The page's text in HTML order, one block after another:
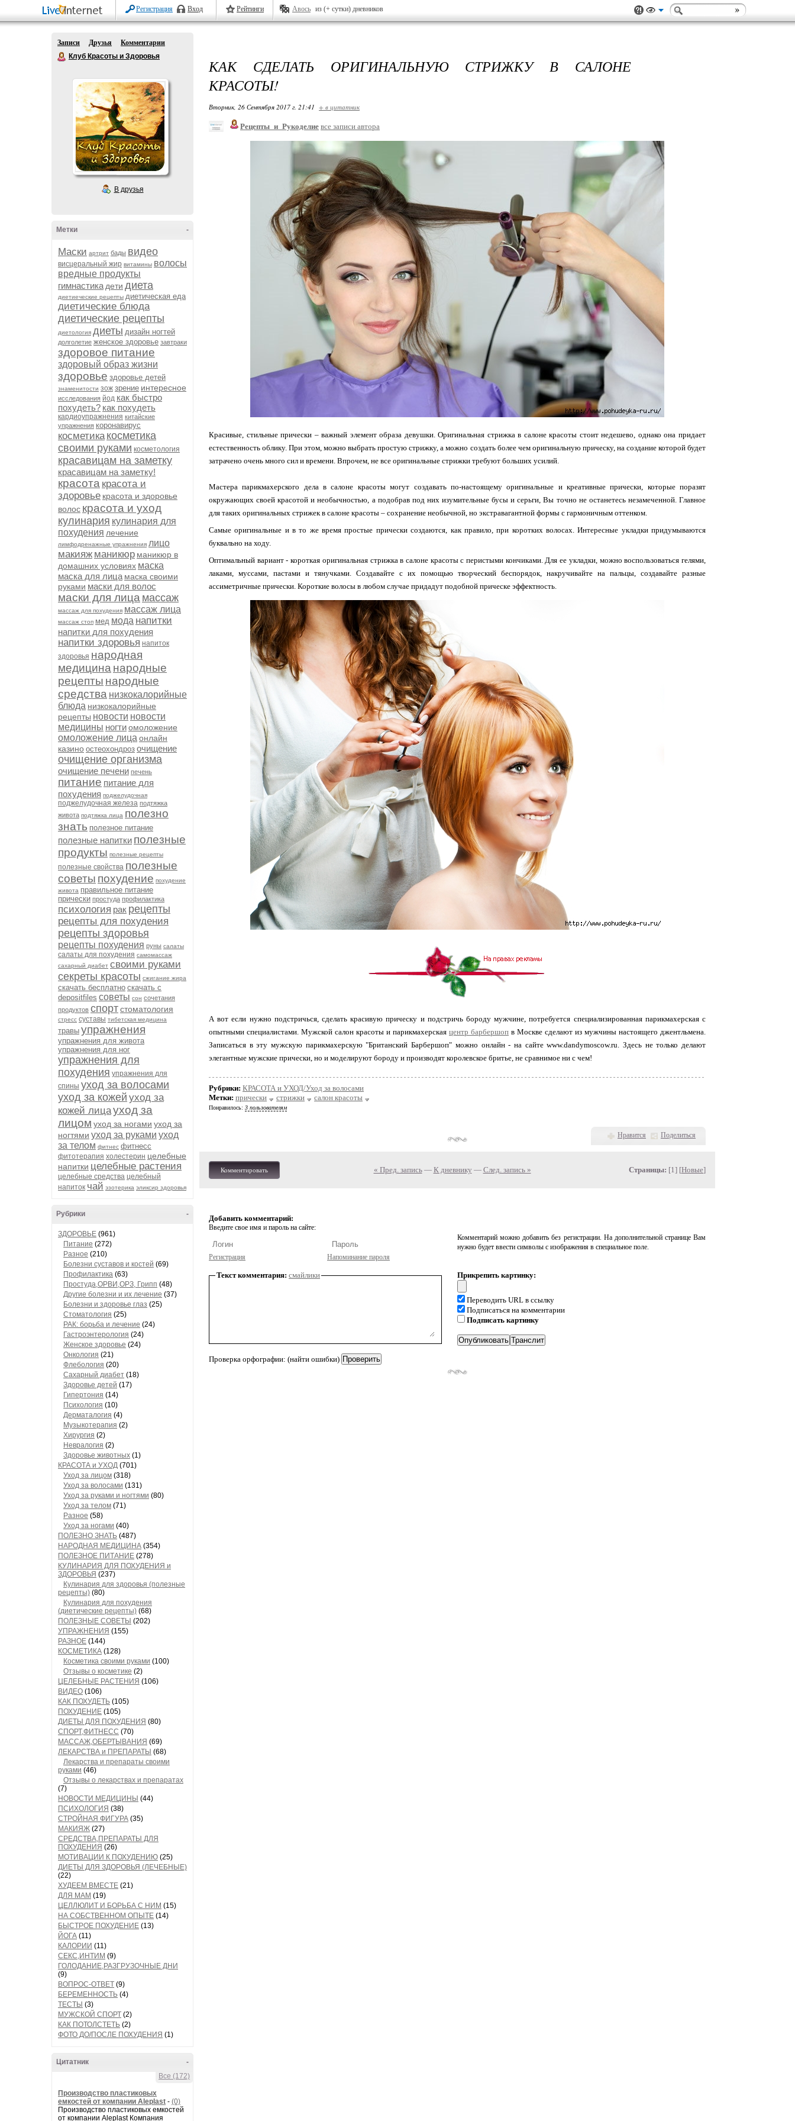
Регистрация Вход Рейтинги Авось из (+ сутки) дневников
Записи Друзья
Комментарии
Клуб Красоты и Здоровья
В друзья
-
Метки
Маски артрит бады видео
висцеральный жир витамины волосы
вредные продукты
гимнастика дети диета
диетиеческие рецепты диетическая еда
диетические блюда
диетические рецепты
диетология диеты дизайн ногтей
долголетие женское здоровье завтраки
здоровое питание
здоровый образ жизни
здоровье здоровье детей
знаменитости зож зрение интересное
исследования йод как быстро
похудеть? как похудеть
кардиоупражнения китайские
упражнения коронавирус
косметика косметика
своими руками косметология
красавицам на заметку
красавицам на заметку!
красота красота и
здоровье красота и здоровье
волос красота и уход
кулинария кулинария для
похудения лечение
лимфодренажные упражнения лицо
макияж маникюр маникюр в
домашних условиях маска
маска для лица маска своими
руками маски для волос
маски для лица массаж
массаж для похудения массаж лица
массаж стоп мед мода напитки
напитки для похудения
напитки здоровья напиток
здоровья народная
медицина народные
рецепты народные
средства низкокалорийные
блюда низкокалорийные
рецепты новости новости
медицины ногтиомоложение
омоложение лица онлайн
казино остеохондроз очищение
очищение организма
очищение печени печень
питание питание для
похудения поджелудочная
поджелудочная железа подтяжка
живота подтяжка лица полезно
знать полезное питание
полезные напитки полезные
продукты полезные рецепты
полезные свойства полезные
советы похудение похудение
живота правильное питание
прически простуда профилактика
психология рак рецепты
рецепты для похудения
рецепты здоровья
рецепты похудения руны салаты
салаты для похудения самомассаж
сахарный диабет своими руками
секреты красоты сжигание жира
скачать бесплатно скачать с
depositfiles советы сон сочетания
продуктов спортстоматология
стресс суставы тибетская медицина
травы упражнения
упражнения для живота
упражнения для ног
упражнения для
похудения упражнения для
спины уход за волосами
уход за кожей уход за
кожей лицауход за
лицом уход за ногами уход за
ногтями уход за руками уход
за телом фитнес фитнесс
фитотерапия холестерин целебные
напитки целебные растения
целебные средства целебный
напиток чай эзотерика эликсир здоровья
-
Рубрики
ЗДОРОВЬЕ (961)
Питание (272)
Разное (210)
Болезни суставов и костей (69)
Профилактика (63)
Простуда,ОРВИ,ОРЗ, Грипп (48)
Другие болезни и их лечение (37)
Болезни и здоровье глаз (25)
Стоматология (25)
РАК: борьба и лечение (24)
Гастроэнтерология (24)
Женское здоровье (24)
Онкология (21)
Флебология (20)
Сахарный диабет (18)
Здоровье детей (17)
Гипертония (14)
Психология (10)
Дерматалогия (4)
Музыкотерапия (2)
Хирургия (2)
Невралогия (2)
Здоровье животных (1)
КРАСОТА и УХОД (701)
Уход за лицом (318)
Уход за волосами (131)
Уход за руками и ногтями (80)
Уход за телом (71)
Разное (58)
Уход за ногами (40)
ПОЛЕЗНО ЗНАТЬ (487)
НАРОДНАЯ МЕДИЦИНА (354)
ПОЛЕЗНОЕ ПИТАНИЕ (278)
КУЛИНАРИЯ ДЛЯ ПОХУДЕНИЯ и
ЗДОРОВЬЯ (237)
Кулинария для здоровья (полезные
рецепты) (80)
Кулинария для похудения
(диетические рецепты) (68)
ПОЛЕЗНЫЕ СОВЕТЫ (202)
УПРАЖНЕНИЯ (155)
РАЗНОЕ (144)
КОСМЕТИКА (128)
Косметика своими руками (100)
Отзывы о косметике (2)
ЦЕЛЕБНЫЕ РАСТЕНИЯ (106)
ВИДЕО (106)
КАК ПОХУДЕТЬ (105)
ПОХУДЕНИЕ (105)
ДИЕТЫ ДЛЯ ПОХУДЕНИЯ (80)
СПОРТ,ФИТНЕСС (70)
МАССАЖ,ОБЕРТЫВАНИЯ (69)
ЛЕКАРСТВА и ПРЕПАРАТЫ (68)
Лекарства и препараты своими
руками (46)
Отзывы о лекарствах и препаратах
(7)
НОВОСТИ МЕДИЦИНЫ (44)
ПСИХОЛОГИЯ (38)
СТРОЙНАЯ ФИГУРА (35)
МАКИЯЖ (27)
СРЕДСТВА,ПРЕПАРАТЫ ДЛЯ
ПОХУДЕНИЯ (26)
МОТИВАЦИИ К ПОХУДЕНИЮ (25)
ДИЕТЫ ДЛЯ ЗДОРОВЬЯ (ЛЕЧЕБНЫЕ)
(22)
ХУДЕЕМ ВМЕСТЕ (21)
ДЛЯ МАМ (19)
ЦЕЛЛЮЛИТ И БОРЬБА С НИМ (15)
НА СОБСТВЕННОМ ОПЫТЕ (14)
БЫСТРОЕ ПОХУДЕНИЕ (13)
ЙОГА (11)
КАЛОРИИ (11)
СЕКС,ИНТИМ (9)
ГОЛОДАНИЕ,РАЗГРУЗОЧНЫЕ ДНИ
(9)
ВОПРОС-ОТВЕТ (9)
БЕРЕМЕННОСТЬ (4)
ТЕСТЫ (3)
МУЖСКОЙ СПОРТ (2)
КАК ПОТОЛСТЕТЬ (2)
ФОТО ДО/ПОСЛЕ ПОХУДЕНИЯ (1)
-
Цитатник
Все (172)
Производство пластиковых
емкостей от компании Aleplast - (0)
Производство пластиковых емкостей
от компании Aleplast Компания
КАК СДЕЛАТЬ ОРИГИНАЛЬНУЮ СТРИЖКУ В САЛОНЕ
КРАСОТЫ!
Вторник, 26 Сентября 2017 г. 21:41 + в цитатник
Рецепты_и_Рукоделие все записи автора
Красивые, стильные прически – важный элемент образа девушки. Оригинальная стрижка в салоне красоты стоит недешево, однако она придает
естественность облику. При этом, можно выбрать простую стрижку, а можно создать более чем оригинальную прическу, на создание которой будет
затрачено очень много сил и времени. Впрочем, не все оригинальные стрижки требуют больших усилий.
Мастера парикмахерского дела в салоне красоты могут создавать по-настоящему оригинальные и креативные прически, которые поразят
окружающих своей красотой и необычностью, а подобрав под них изумительные бусы и серьги, Вы точно не останетесь незамеченной. Главное
для таких оригинальных стрижек в салоне красоты – сохранение необычной, но экстравагантной формы с гармоничным оттенком.
Самые оригинальные и в то же время простые прически создаются, как правило, при коротких волосах. Интересные укладки придумываются
буквально на ходу.
Оптимальный вариант - короткая оригинальная стрижка в салоне красоты с перистыми кончиками. Для ее укладки, можно воспользоваться гелями,
лаками, муссами, пастами и тянучками. Создавайте с их помощью творческий беспорядок, накручивайте на пальцы, создавайте разные
ассиметричные прически. Короткие волосы в любом случае придадут подобной прическе эффектность.
А вот если нужно подстричься, сделать красивую прическу и подстричь бороду мужчине, потребуется специализированная парикмахерская с
опытными специалистами. Мужской салон красоты и парикмахерская центр барбершоп в Москве сделают из мужчины настоящего джентльмена.
Записаться в эту мужскую парикмахерскую "Британский Барбершоп" можно онлайн - на сайте www.dandymoscow.ru. Здесь не только делают
элегантные мужские прически, но и моделируют бороду и производят королевское бритье, не сравнимое ни с чем!
Рубрики: КРАСОТА и УХОД/Уход за волосами
Метки: прически стрижки салон красоты
Понравилось: 3 пользователям
Нравится Поделиться
Комментировать « Пред. запись— К дневнику — След. запись » Страницы: [1] [Новые]
Добавить комментарий:
Введите свое имя и пароль на сайте:
Регистрация Напоминание пароля
Комментарий можно добавить без регистрации. На дополнительной странице Вам
нужно будет ввести символы с изображения в специальное поле.
Текст комментария: смайлики
Проверка орфографии: (найти ошибки)
Прикрепить картинку:
Переводить URL в ссылку
Подписаться на комментарии
Подписать картинку